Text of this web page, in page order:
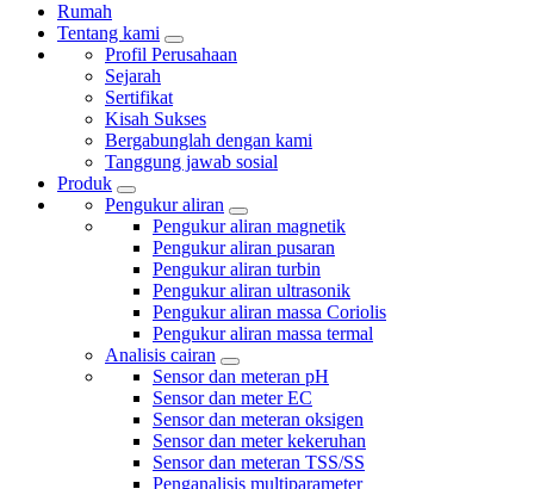
Rumah
Tentang kami
Profil Perusahaan
Sejarah
Sertifikat
Kisah Sukses
Bergabunglah dengan kami
Tanggung jawab sosial
Produk
Pengukur aliran
Pengukur aliran magnetik
Pengukur aliran pusaran
Pengukur aliran turbin
Pengukur aliran ultrasonik
Pengukur aliran massa Coriolis
Pengukur aliran massa termal
Analisis cairan
Sensor dan meteran pH
Sensor dan meter EC
Sensor dan meteran oksigen
Sensor dan meter kekeruhan
Sensor dan meteran TSS/SS
Penganalisis multiparameter